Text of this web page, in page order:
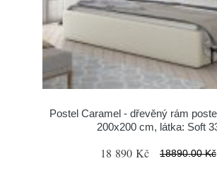
Postel Caramel - dřevěný rám
200x200 cm, látka: Soft
18 890 Kč 18890.00 Kč